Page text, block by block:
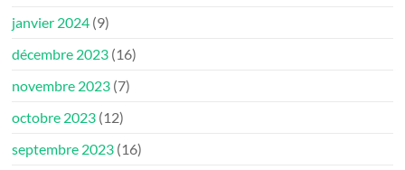
janvier 2024 (9)
décembre 2023 (16)
novembre 2023 (7)
octobre 2023 (12)
septembre 2023 (16)